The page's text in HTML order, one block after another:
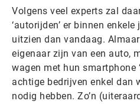
Volgens veel experts zal
‘autorijden’ er binnen
uitzien dan vandaag.
eigenaar zijn van een auto,
wagen met hun smartphone
achtige bedrijven enkel dan
nodig hebben. Zo’n